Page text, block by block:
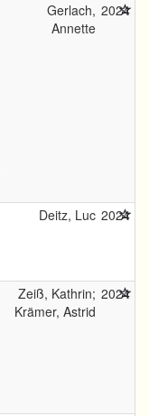
Gerlach,
Annette
2024
Deitz, Luc 2024
Zeiß, Kathrin;
Krämer, Astrid
2024